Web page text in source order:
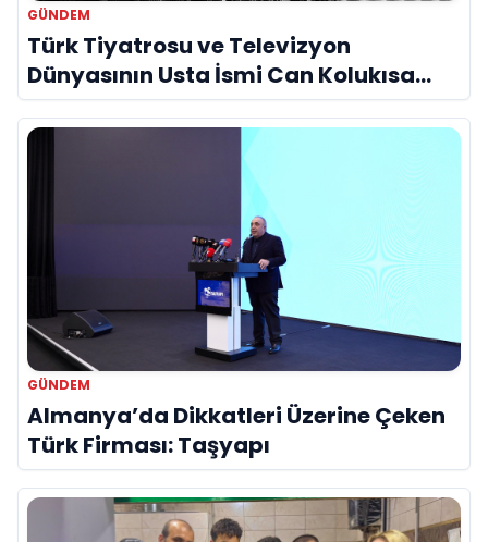
GÜNDEM
Türk Tiyatrosu ve Televizyon
Dünyasının Usta İsmi Can Kolukısa
Hayatını Kaybetti
GÜNDEM
Almanya’da Dikkatleri Üzerine Çeken
Türk Firması: Taşyapı